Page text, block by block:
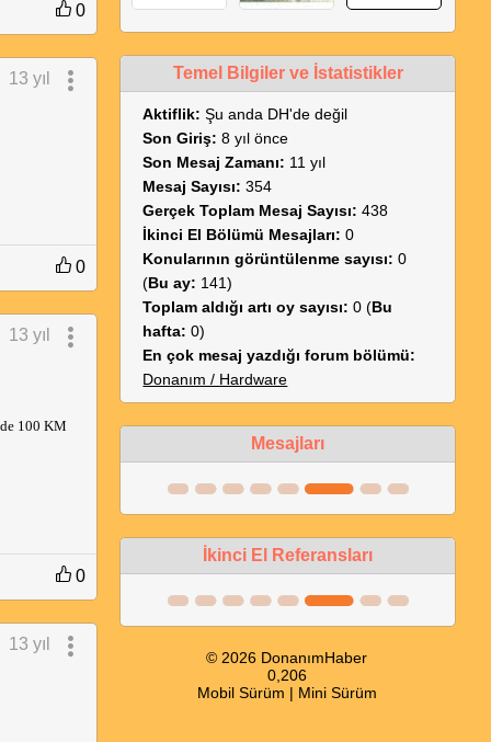
0
13 yıl
0
13 yıl
100 KM
0
13 yıl
Temel Bilgiler ve İstatistikler
Aktiflik: Şu anda DH'de değil
Son Giriş: 8 yıl önce
Son Mesaj Zamanı: 11 yıl
Mesaj Sayısı: 354
Gerçek Toplam Mesaj Sayısı: 438
İkinci El Bölümü Mesajları: 0
Konularının görüntülenme sayısı: 0
(Bu ay: 141)
Toplam aldığı artı oy sayısı: 0 (Bu
hafta: 0)
En çok mesaj yazdığı forum bölümü:
Donanım / Hardware
Mesajları
İkinci El Referansları
© 2026 DonanımHaber
0,206
Mobil Sürüm | Mini Sürüm